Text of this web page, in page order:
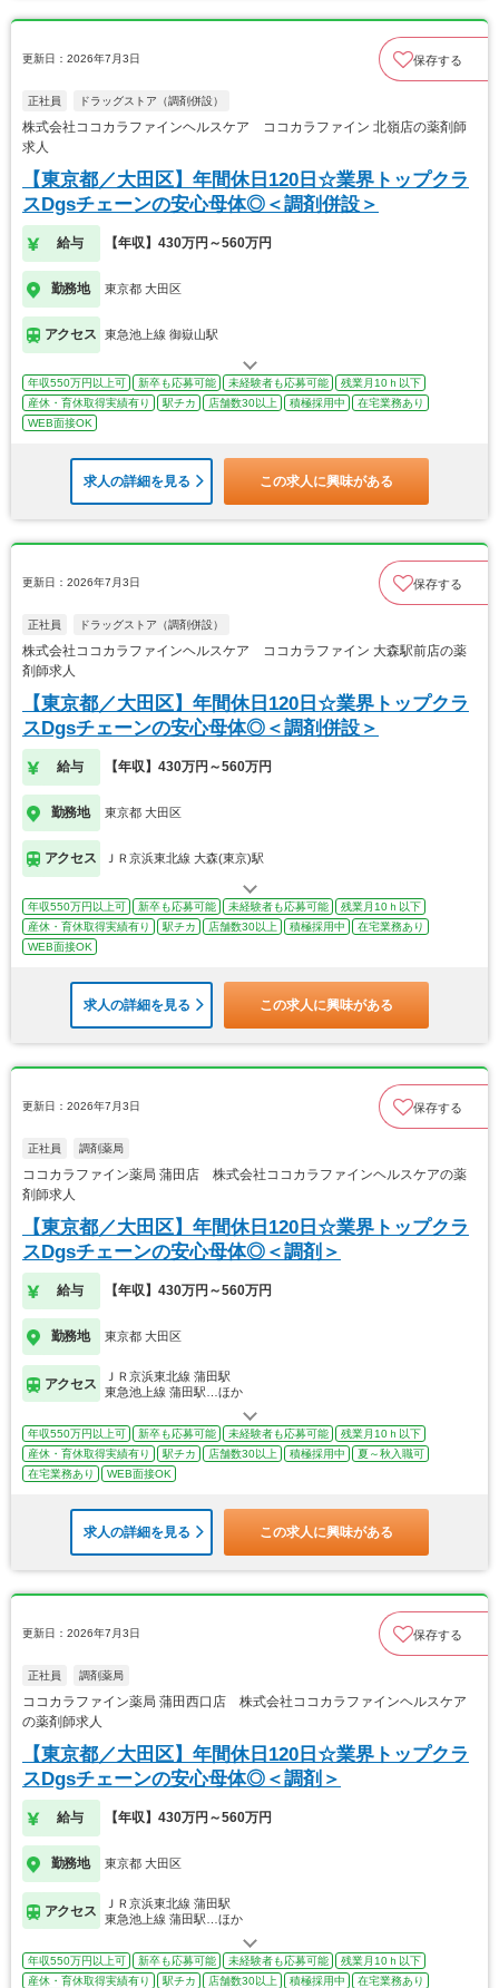
更新日：2026年7月3日 保存する
正社員 ドラッグストア（調剤併設）
株式会社ココカラファインヘルスケア ココカラファイン 北嶺店の薬剤師
求人
【東京都／大田区】年間休日120日☆業界トップクラ
スDgsチェーンの安心母体◎＜調剤併設＞
給与 【年収】430万円～560万円
勤務地 東京都 大田区
アクセス 東急池上線 御嶽山駅
年収550万円以上可 新卒も応募可能 未経験者も応募可能
残業月10ｈ以下
産休・育休取得実績有り
駅チカ 店舗数30以上 積極採用中
在宅業務あり
WEB面接OK
求人の詳細を見る この求人に興味がある
更新日：2026年7月3日 保存する
正社員 ドラッグストア（調剤併設）
株式会社ココカラファインヘルスケア ココカラファイン 大森駅前店の薬
剤師求人
【東京都／大田区】年間休日120日☆業界トップクラ
スDgsチェーンの安心母体◎＜調剤併設＞
給与 【年収】430万円～560万円
勤務地 東京都 大田区
アクセス ＪＲ京浜東北線 大森(東京)駅
年収550万円以上可 新卒も応募可能 未経験者も応募可能
残業月10ｈ以下
産休・育休取得実績有り
駅チカ 店舗数30以上 積極採用中
在宅業務あり
WEB面接OK
求人の詳細を見る この求人に興味がある
更新日：2026年7月3日 保存する
正社員 調剤薬局
ココカラファイン薬局 蒲田店 株式会社ココカラファインヘルスケアの薬
剤師求人
【東京都／大田区】年間休日120日☆業界トップクラ
スDgsチェーンの安心母体◎＜調剤＞
給与 【年収】430万円～560万円
勤務地 東京都 大田区
アクセス
ＪＲ京浜東北線 蒲田駅
東急池上線 蒲田駅…ほか
年収550万円以上可 新卒も応募可能 未経験者も応募可能
残業月10ｈ以下
産休・育休取得実績有り
駅チカ 店舗数30以上 積極採用中
夏～秋入職可
在宅業務あり
WEB面接OK
求人の詳細を見る この求人に興味がある
更新日：2026年7月3日 保存する
正社員 調剤薬局
ココカラファイン薬局 蒲田西口店 株式会社ココカラファインヘルスケア
の薬剤師求人
【東京都／大田区】年間休日120日☆業界トップクラ
スDgsチェーンの安心母体◎＜調剤＞
給与 【年収】430万円～560万円
勤務地 東京都 大田区
アクセス
ＪＲ京浜東北線 蒲田駅
東急池上線 蒲田駅…ほか
年収550万円以上可 新卒も応募可能 未経験者も応募可能
残業月10ｈ以下
産休・育休取得実績有り
駅チカ 店舗数30以上 積極採用中
在宅業務あり